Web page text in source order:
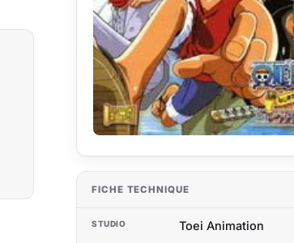
FICHE TECHNIQUE
STUDIO Toei Animation